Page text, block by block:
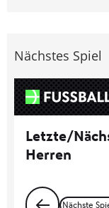
Nächstes Spiel